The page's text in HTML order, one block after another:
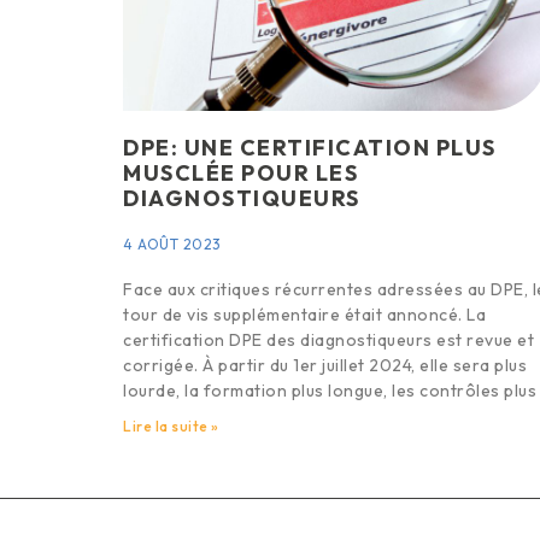
DPE: UNE CERTIFICATION PLUS
MUSCLÉE POUR LES
DIAGNOSTIQUEURS
4 AOÛT 2023
Face aux critiques récurrentes adressées au DPE,
tour de vis supplémentaire était annoncé. La
certification DPE des diagnostiqueurs est revue et
corrigée. À partir du 1er juillet 2024, elle sera plus
lourde, la formation plus longue, les contrôles plus
Lire la suite »